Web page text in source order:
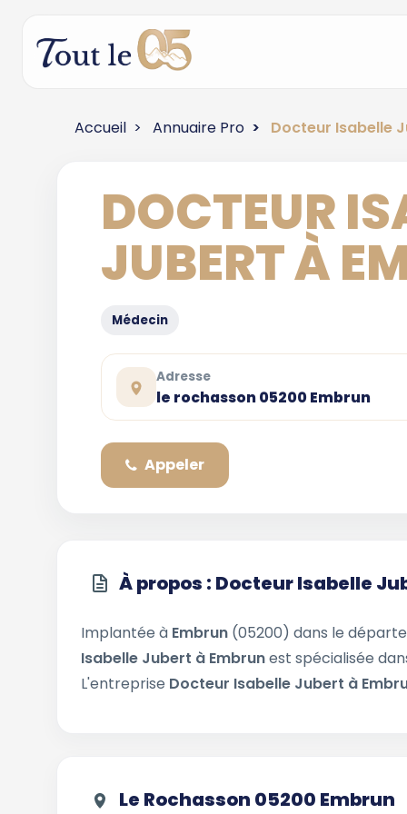
Accueil Annuaire Pro Docteur Isabelle
DOCTEUR
JUBERT À
Médecin
Adresse
le rochasson 05200 Embrun
Appeler
À propos : Docteur Isabelle
Implantée à Embrun (05200) dans le
Isabelle Jubert à Embrunest spécialisée
L'entreprise Docteur Isabelle Jubert à
Le Rochasson 05200 Embrun